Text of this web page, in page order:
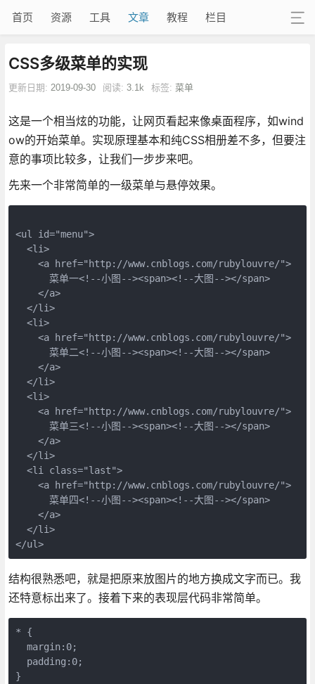
首页 资源 工具 文章 教程 栏目
CSS多级菜单的实现
更新日期: 2019-09-30 阅读: 3.1k 标签: 菜单
这是一个相当炫的功能，让网页看起来像桌面程序，如wind
ow的开始菜单。实现原理基本和纯CSS相册差不多，但要注
意的事项比较多，让我们一步步来吧。
先来一个非常简单的一级菜单与悬停效果。
<ul id="menu">
  <li>
    <a href="http://www.cnblogs.com/rubylouvre/">
      菜单一<!--小图--><span><!--大图--></span>
    </a>
  </li>
  <li>
    <a href="http://www.cnblogs.com/rubylouvre/">
      菜单二<!--小图--><span><!--大图--></span>
    </a>
  </li>
  <li>
    <a href="http://www.cnblogs.com/rubylouvre/">
      菜单三<!--小图--><span><!--大图--></span>
    </a>
  </li>
  <li class="last">
    <a href="http://www.cnblogs.com/rubylouvre/">
      菜单四<!--小图--><span><!--大图--></span>
    </a>
  </li>
</ul>
结构很熟悉吧，就是把原来放图片的地方换成文字而已。我
还特意标出来了。接着下来的表现层代码非常简单。
* {
  margin:0;
  padding:0;
}